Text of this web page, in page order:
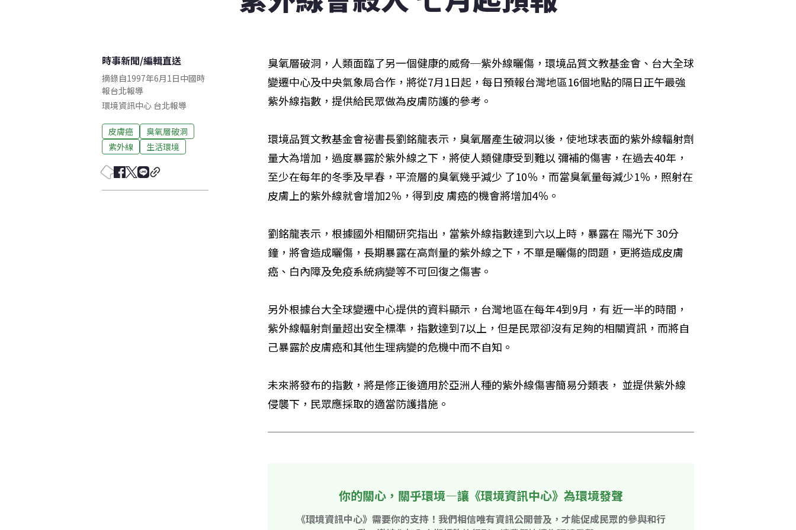
時事新聞/編輯直送
摘錄自1997年6月1日中國時
報台北報導
環境資訊中心 台北報導
皮膚癌
臭氧層破洞
紫外線
生活環境
臭氧層破洞，人類面臨了另一個健康的威脅─紫外線曬傷，環境品質文教基金會、台大全球
變遷中心及中央氣象局合作，將從7月1日起，每日預報台灣地區16個地點的隔日正午最強
紫外線指數，提供給民眾做為皮膚防護的參考。
環境品質文教基金會祕書長劉銘龍表示，臭氧層產生破洞以後，使地球表面的紫外線輻射劑
量大為增加，過度暴露於紫外線之下，將使人類健康受到難以 彌補的傷害，在過去40年，
至少在每年的冬季及早春，平流層的臭氧幾乎減少 了10％，而當臭氧量每減少1％，照射在
皮膚上的紫外線就會增加2％，得到皮 膚癌的機會將增加4％。
劉銘龍表示，根據國外相關研究指出，當紫外線指數達到六以上時，暴露在 陽光下 30分
鐘，將會造成曬傷，長期暴露在高劑量的紫外線之下，不單是曬傷的問題，更將造成皮膚
癌、白內障及免疫系統病變等不可回復之傷害。
另外根據台大全球變遷中心提供的資料顯示，台灣地區在每年4到9月，有 近一半的時間，
紫外線輻射劑量超出安全標準，指數達到7以上，但是民眾卻沒有足夠的相關資訊，而將自
己暴露於皮膚癌和其他生理病變的危機中而不自知。
未來將發布的指數，將是修正後適用於亞洲人種的紫外線傷害簡易分類表， 並提供紫外線
侵襲下，民眾應採取的適當防護措施。
你的關心，關乎環境—讓《環境資訊中心》為環境發聲
《環境資訊中心》需要你的支持！我們相信唯有資訊公開普及，才能促成民眾的參與和行